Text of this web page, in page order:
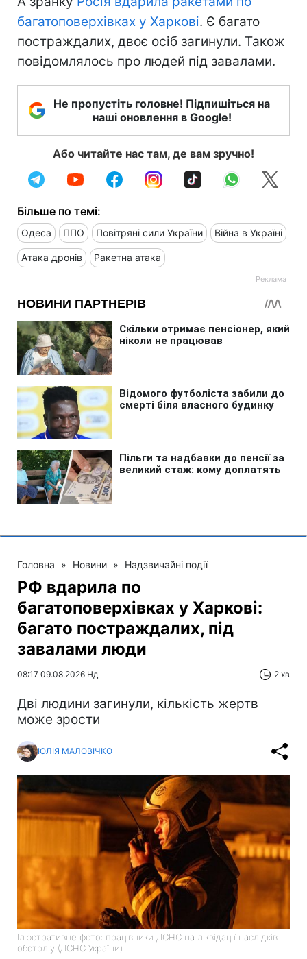
багатоповерхівках у Харкові. Є багато
постраждалих, двоє осіб загинули. Також
повідомлялось про людей під завалами.
Не пропустіть головне! Підпишіться на
наші оновлення в Google!
Або читайте нас там, де вам зручно!
Більше по темі:
Одеса ППО Повітряні сили України Війна в Україні
Атака дронів Ракетна атака
Головна » Новини » Надзвичайні події
РФ вдарила по
багатоповерхівках у Харкові:
багато постраждалих, під
завалами люди
08:17 09.08.2026 Нд 2 хв
Дві людини загинули, кількість жертв
може зрости
ЮЛІЯ МАЛОВІЧКО
Ілюстративне фото: працівники ДСНС на ліквідації наслідків
обстрліу (ДСНС України)